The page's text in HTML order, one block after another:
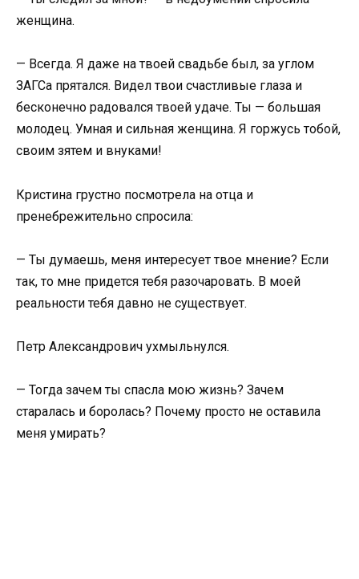
женщина.
— Всегда. Я даже на твоей свадьбе был, за углом
ЗАГСа прятался. Видел твои счастливые глаза и
бесконечно радовался твоей удаче. Ты — большая
молодец. Умная и сильная женщина. Я горжусь тобой,
своим зятем и внуками!
Кристина грустно посмотрела на отца и
пренебрежительно спросила:
— Ты думаешь, меня интересует твое мнение? Если
так, то мне придется тебя разочаровать. В моей
реальности тебя давно не существует.
Петр Александрович ухмыльнулся.
— Тогда зачем ты спасла мою жизнь? Зачем
старалась и боролась? Почему просто не оставила
меня умирать?